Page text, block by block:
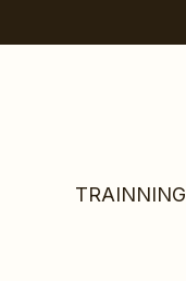
TRAINNING